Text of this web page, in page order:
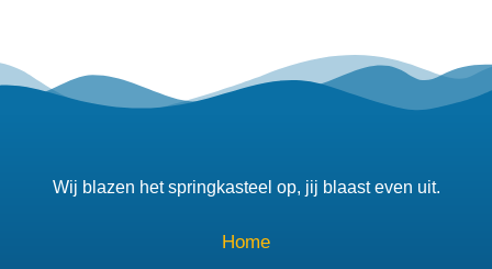
Wij blazen het springkasteel op, jij blaast even uit.
Home